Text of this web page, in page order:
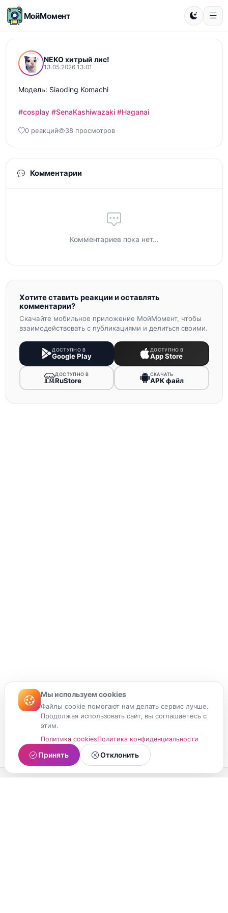
МойМомент
NEKO хитрый лис!
13.05.2026 13:01
Модель: Siaoding Komachi
#cosplay #SenaKashiwazaki #Haganai
0 реакций 38 просмотров
Комментарии
Комментариев пока нет...
Хотите ставить реакции и оставлять
комментарии?
Скачайте мобильное приложение МойМомент, чтобы
взаимодействовать с публикациями и делиться своими.
ДОСТУПНО В
Google Play
ДОСТУПНО В
App Store
ДОСТУПНО В
RuStore
СКАЧАТЬ
APK файл
Мы используем cookies
Файлы cookie помогают нам делать сервис лучше.
Продолжая использовать сайт, вы соглашаетесь с
этим.
Политика cookiesПолитика конфиденциальности
Принять Отклонить